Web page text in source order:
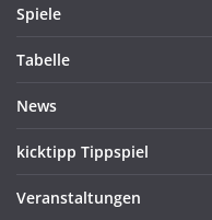
Spiele
Tabelle
News
kicktipp Tippspiel
Veranstaltungen